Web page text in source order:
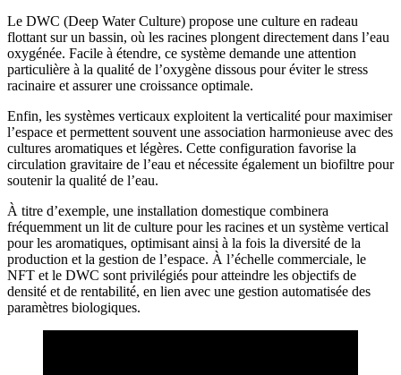
Le DWC (Deep Water Culture) propose une culture en radeau
flottant sur un bassin, où les racines plongent directement dans l’eau
oxygénée. Facile à étendre, ce système demande une attention
particulière à la qualité de l’oxygène dissous pour éviter le stress
racinaire et assurer une croissance optimale.
Enfin, les systèmes verticaux exploitent la verticalité pour maximiser
l’espace et permettent souvent une association harmonieuse avec des
cultures aromatiques et légères. Cette configuration favorise la
circulation gravitaire de l’eau et nécessite également un biofiltre pour
soutenir la qualité de l’eau.
À titre d’exemple, une installation domestique combinera
fréquemment un lit de culture pour les racines et un système vertical
pour les aromatiques, optimisant ainsi à la fois la diversité de la
production et la gestion de l’espace. À l’échelle commerciale, le
NFT et le DWC sont privilégiés pour atteindre les objectifs de
densité et de rentabilité, en lien avec une gestion automatisée des
paramètres biologiques.